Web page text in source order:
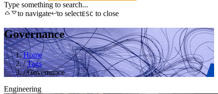
Type something to search...
to navigate
to selectESC to close
Governance
Home
/ Tags
/ Governance
Engineering